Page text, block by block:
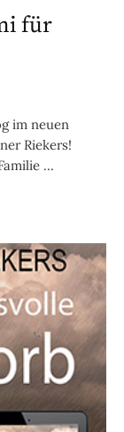
für
im neuen
Riekers!
...